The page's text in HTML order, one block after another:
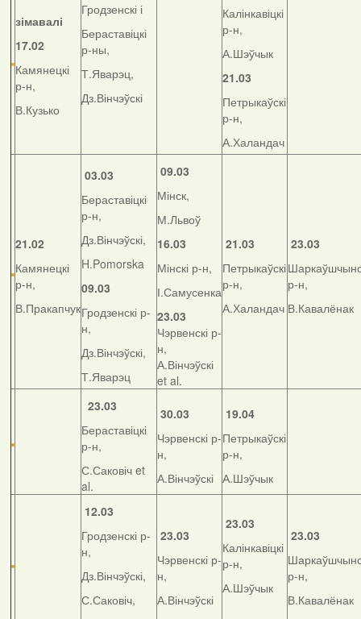
зімавалі
17.02
Камянецкі
р-н,
В.Кузько
Гродзенскі і
Бераставіцкі
р-ны,
Т.Яварэц,
Дз.Вінчэўскі
Калінкавіцкі
р-н,
А.Шэўчык
21.03
Петрыкаўскі
р-н,
А.Халандач
21.02
Камянецкі
р-н,
В.Пракапчук
03.03
Бераставіцкі
р-н,
Дз.Вінчэўскі,
H.Pomorska
09.03
Гродзенскі р-
н,
Дз.Вінчэўскі,
Т.Яварэц
09.03
Мінск,
М.Львоў
16.03
Мінскі р-н,
І.Самусенка
23.03
Чэрвенскі р-
н,
А.Вінчэўскі
et al.
21.03
Петрыкаўскі
р-н,
А.Халандач
23.03
р-н,
В.Кавалёнак
23.03
Бераставіцкі
р-н,
С.Саковіч et
al.
30.03
Чэрвенскі р-
н,
А.Вінчэўскі
19.04
Петрыкаўскі
р-н,
А.Шэўчык
12.03
Гродзенскі р-
н,
Дз.Вінчэўскі,
С.Саковіч,
23.03
Чэрвенскі р-
н,
А.Вінчэўскі
23.03
Калінкавіцкі
р-н,
А.Шэўчык
23.03
р-н,
В.Кавалёнак